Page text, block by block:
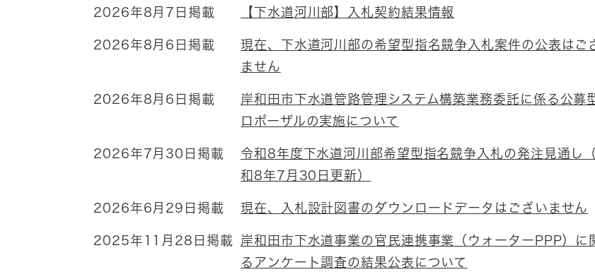
道路・河川・交通 まちづくり
国際交流
とじる
2026年8月7日掲載 【下水道河川部】入札契約結果情報
2026年8月6日掲載
現在、下水道河川部の希望型指名競争入札案件の公表はご
ません
2026年8月6日掲載
岸和田市下水道管路管理システム構築業務委託に係る公募
ロポーザルの実施について
2026年7月30日掲載
令和8年度下水道河川部希望型指名競争入札の発注見通し
和8年7月30日更新）
2026年6月29日掲載 現在、入札設計図書のダウンロードデータはございません
2025年11月28日掲載
岸和田市下水道事業の官民連携事業（ウォーターPPP）に
るアンケート調査の結果公表について